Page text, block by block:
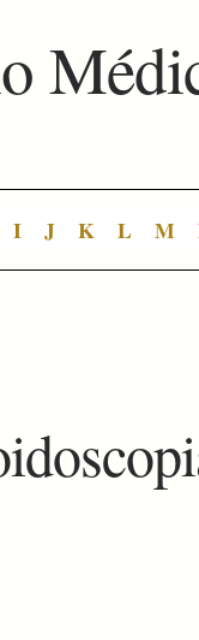
I J K L M